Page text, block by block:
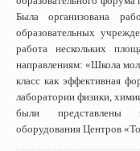
Была организована
образовательных
работа нескольких
направлениям: «Школа
класс как эффективная
лаборатории физики,
были представлены
оборудования Центров